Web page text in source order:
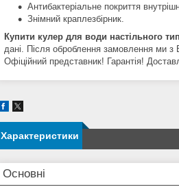
Антибактеріальне покриття
Знімний краплезбірник.
Купити кулер для води настільного
дані. Після оброблення замовлення ми
Офіційний представник! Гарантія!
Характеристики
Основні